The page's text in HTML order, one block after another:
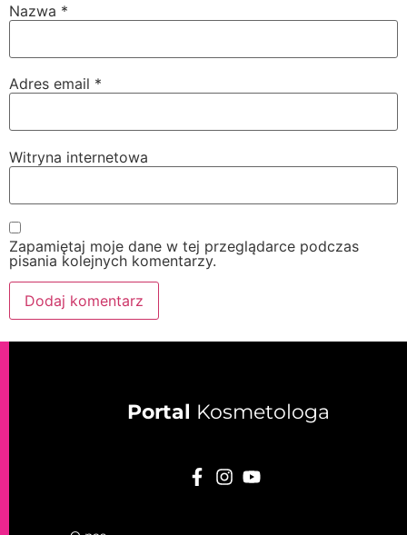
Nazwa *
Adres email *
Witryna internetowa
Zapamiętaj moje dane w tej przeglądarce podczas
pisania kolejnych komentarzy.
Portal Kosmetologa